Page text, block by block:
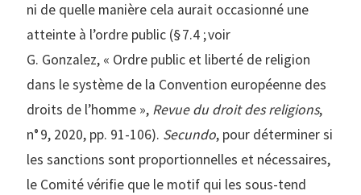
ni de quelle manière cela aurait occasionné une
atteinte à l’ordre public (§ 7.4 ; voir
G. Gonzalez, « Ordre public et liberté de religion
dans le système de la Convention européenne des
droits de l’homme », Revue du droit des religions,
n° 9, 2020, pp. 91-106). Secundo, pour déterminer si
les sanctions sont proportionnelles et nécessaires,
le Comité vérifie que le motif qui les sous-tend